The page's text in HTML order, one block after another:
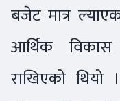
बजेट मात्र
आर्थिक विकास
राखिएको